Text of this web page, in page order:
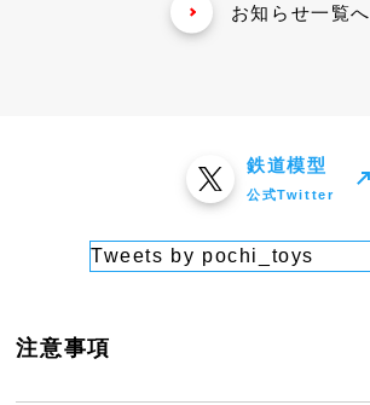
お知らせ一覧へ
鉄道模型
公式Twitter
Tweets by pochi_toys
注意事項